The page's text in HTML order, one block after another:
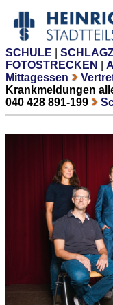
SCHULE
FOTOSTRECKEN
Mittagessen
Krankmeldungen
040 428 891-199